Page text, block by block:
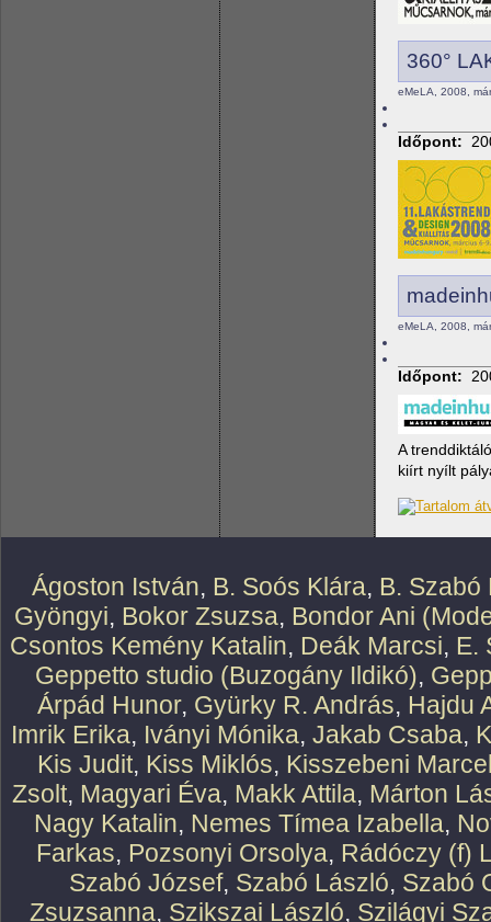
360°
eMeLA, 2008,
Időpont:
eMeLA, 2008,
Időpont:
A
kiírt nyílt
Ágoston István, B. Soós Klára, B. Szabó
Gyöngyi, Bokor Zsuzsa, Bondor Ani
Csontos Kemény Katalin, Deák Marcsi, E.
Geppetto studio (Buzogány Ildikó),
Árpád Hunor, Gyürky R. András, Hajdu
Imrik Erika, Iványi Mónika, Jakab Csaba,
Kis Judit, Kiss Miklós, Kisszebeni
Zsolt, Magyari Éva, Makk Attila, Márton
Nagy Katalin, Nemes Tímea Izabella,
Farkas, Pozsonyi Orsolya, Rádóczy (f)
Szabó József, Szabó László, Szabó
Zsuzsanna, Szikszai László, Szilágyi